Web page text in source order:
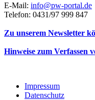
E-Mail: info@pw-portal.de
Telefon: 0431/97 999 847
Zu unserem Newsletter
Hinweise zum Verfassen
Impressum
Datenschutz